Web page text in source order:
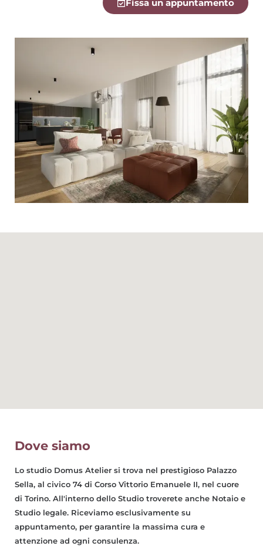
Fissa un appuntamento
Dove siamo
Lo studio Domus Atelier si trova nel prestigioso Palazzo
Sella, al civico 74 di Corso Vittorio Emanuele II, nel cuore
di Torino. All'interno dello Studio troverete anche Notaio e
Studio legale. Riceviamo esclusivamente su
appuntamento, per garantire la massima cura e
attenzione ad ogni consulenza.